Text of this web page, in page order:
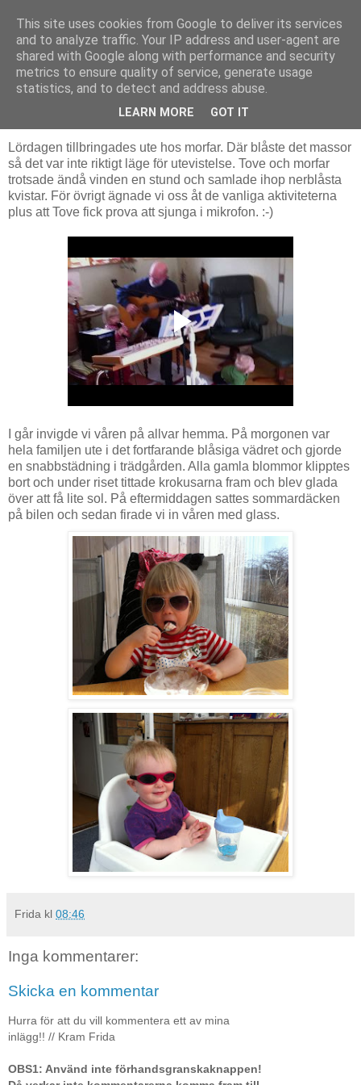
Livsdans
måndag 11 april 2011
Våren är ett faktum
Lördagen tillbringades ute hos morfar. Där blåste det massor
så det var inte riktigt läge för utevistelse. Tove och morfar
trotsade ändå vinden en stund och samlade ihop nerblåsta
kvistar. För övrigt ägnade vi oss åt de vanliga aktiviteterna
plus att Tove fick prova att sjunga i mikrofon. :-)
I går invigde vi våren på allvar hemma. På morgonen var
hela familjen ute i det fortfarande blåsiga vädret och gjorde
en snabbstädning i trädgården. Alla gamla blommor klipptes
bort och under riset tittade krokusarna fram och blev glada
över att få lite sol. På eftermiddagen sattes sommardäcken
på bilen och sedan firade vi in våren med glass.
Frida kl 08:46
Inga kommentarer:
Skicka en kommentar
Hurra för att du vill kommentera ett av mina
inlägg!! // Kram Frida
OBS1: Använd inte förhandsgranskaknappen!
This site uses cookies from Google to deliver its services
and to analyze traffic. Your IP address and user-agent are
shared with Google along with performance and security
metrics to ensure quality of service, generate usage
statistics, and to detect and address abuse.
LEARN MORE GOT IT